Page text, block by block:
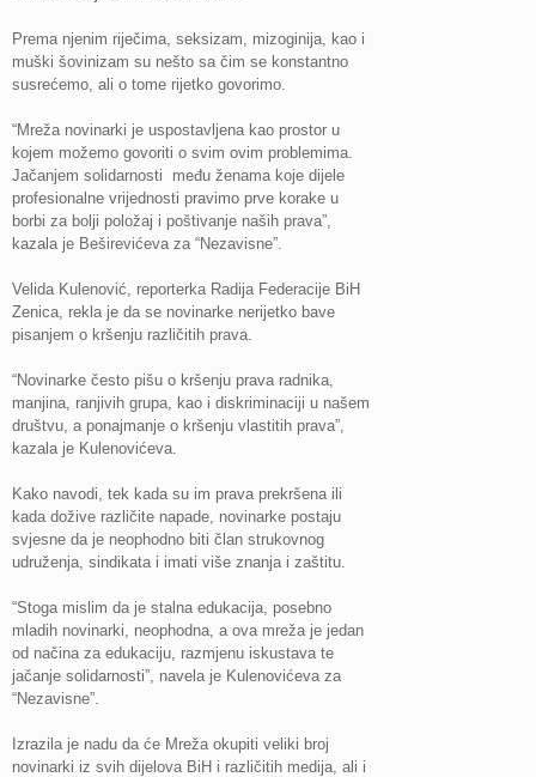
Prema njenim riječima, seksizam, mizoginija, kao i
muški šovinizam su nešto sa čim se konstantno
susrećemo, ali o tome rijetko govorimo.
“Mreža novinarki je uspostavljena kao prostor u
kojem možemo govoriti o svim ovim problemima.
Jačanjem solidarnosti među ženama koje dijele
profesionalne vrijednosti pravimo prve korake u
borbi za bolji položaj i poštivanje naših prava”,
kazala je Beširevićeva za “Nezavisne”.
Velida Kulenović, reporterka Radija Federacije BiH
Zenica, rekla je da se novinarke nerijetko bave
pisanjem o kršenju različitih prava.
“Novinarke često pišu o kršenju prava radnika,
manjina, ranjivih grupa, kao i diskriminaciji u našem
društvu, a ponajmanje o kršenju vlastitih prava”,
kazala je Kulenovićeva.
Kako navodi, tek kada su im prava prekršena ili
kada dožive različite napade, novinarke postaju
svjesne da je neophodno biti član strukovnog
udruženja, sindikata i imati više znanja i zaštitu.
“Stoga mislim da je stalna edukacija, posebno
mladih novinarki, neophodna, a ova mreža je jedan
od načina za edukaciju, razmjenu iskustava te
jačanje solidarnosti”, navela je Kulenovićeva za
“Nezavisne”.
Izrazila je nadu da će Mreža okupiti veliki broj
novinarki iz svih dijelova BiH i različitih medija, ali i